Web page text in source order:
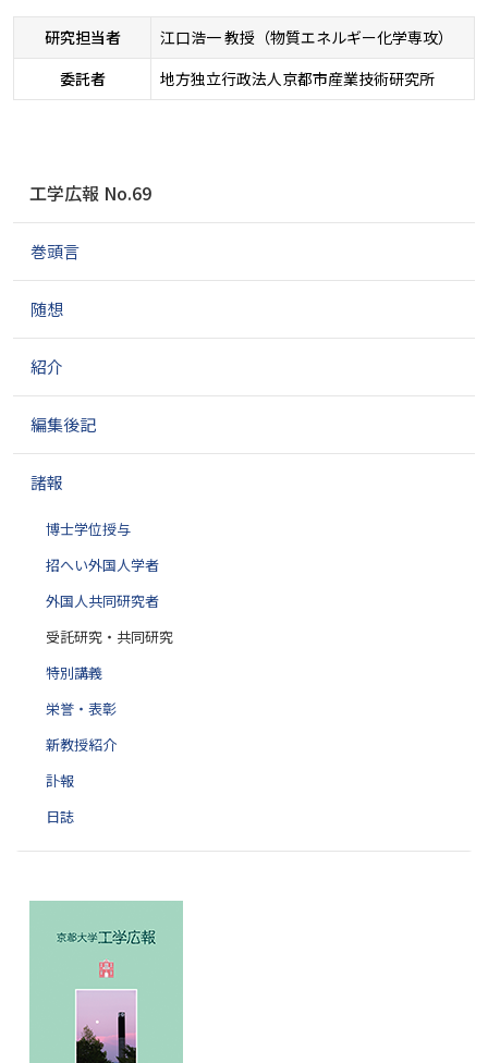
研究担当者
江口浩一 教授（物質エネルギー化学専攻）
委託者
地方独立行政法人京都市産業技術研究所
ゲ
シ
ン
工学広報 No.69
巻頭言
随想
紹介
編集後記
諸報
博士学位授与
招へい外国人学者
外国人共同研究者
受託研究・共同研究
特別講義
栄誉・表彰
新教授紹介
訃報
日誌